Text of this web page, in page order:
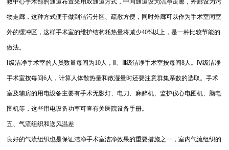
救中心手术部的通道布置采用双通道方式，中间通道设为洁净走廊，外廊设为污
物走廊，这种方式便于做到洁污分区、疏散方便，同时外廊可以作为手术室同室
外的缓冲区，这样手术室的维护结构耗热量将减少40%以上，是一种比较节能的
做法。
Ⅰ级洁净手术室的人员数量每间为10人，Ⅱ、Ⅲ级洁净手术室按每间8人。Ⅳ级洁净
手术室按每间6人，计算人体散热量和散湿量时还要注意群集系数的选取。手术
室及辅房的用电设备主要有手术无影灯、电刀、麻醉机、监护仪心电图机、脑电
图机等，这些用电设备功率可查有关医院设备手册。
五、气流组织和送风温差
良好的气流组织也是保证洁净手术室洁净效果的重要措施之一，室内气流组织的